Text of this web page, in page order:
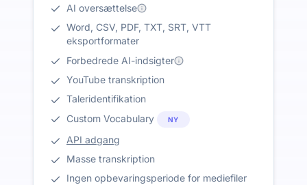
AI oversættelse
Word, CSV, PDF, TXT, SRT, VTT
eksportformater
Forbedrede AI-indsigter
YouTube transkription
Taleridentifikation
Custom Vocabulary
NY
API adgang
Masse transkription
Ingen opbevaringsperiode for mediefiler